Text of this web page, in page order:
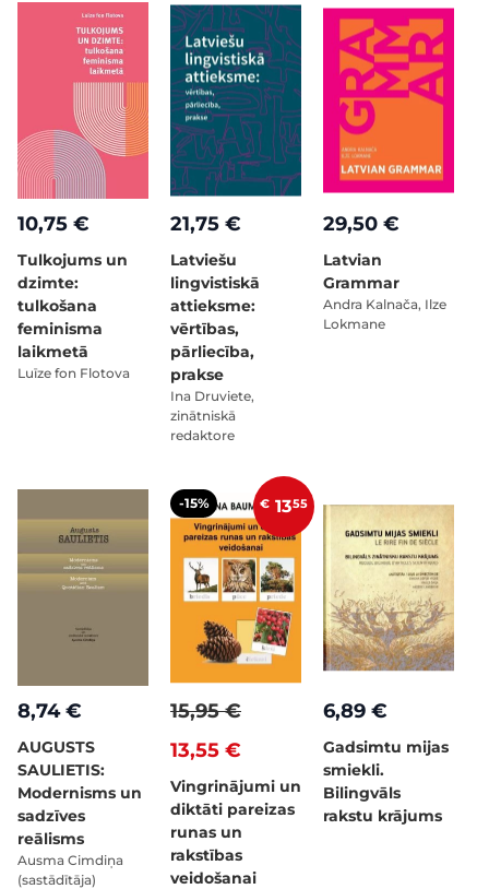
10,75 €
Tulkojums un
dzimte:
tulkošana
feminisma
laikmetā
Luīze fon Flotova
21,75 €
Latviešu
lingvistiskā
attieksme:
vērtības,
pārliecība,
prakse
Ina Druviete,
zinātniskā
redaktore
29,50 €
Latvian
Grammar
Andra Kalnača, Ilze
Lokmane
8,74 €
AUGUSTS
SAULIETIS:
Modernisms un
sadzīves
reālisms
Ausma Cimdiņa
(sastādītāja)
-15% € 1355
13,55 €
15,95 €
Vingrinājumi un
diktāti pareizas
runas un
rakstības
veidošanai
6,89 €
Gadsimtu mijas
smiekli.
Bilingvāls
rakstu krājums